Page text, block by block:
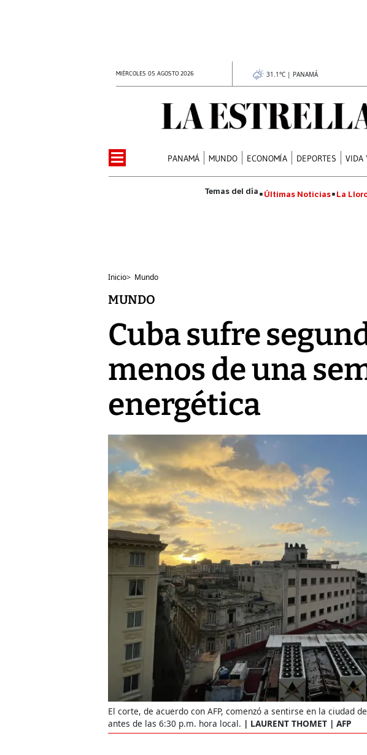
MIÉRCOLES 05 AGOSTO 2026 31.1°C | PANAMÁ
PANAMÁ MUNDO ECONOMÍA DEPORTES VIDA
Últimas Noticias La
Inicio> Mundo
MUNDO
Cuba sufre
menos de una
energética
El corte, de acuerdo con AFP, comenzó a sentirse en la ciudad
antes de las 6:30 p.m. hora local.
LAURENT THOMET | AFP
Un
7,1
al